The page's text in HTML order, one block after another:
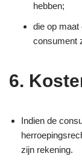
hebben;
die op
consument
6.
Indien de
zijn rekening.